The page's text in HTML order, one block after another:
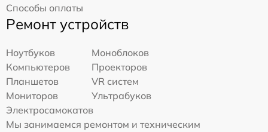
Способы оплаты
Ремонт устройств
Ноутбуков
Моноблоков
Компьютеров
Проекторов
Планшетов
VR систем
Мониторов
Ультрабуков
Электросамокатов
Мы занимаемся ремонтом и техническим